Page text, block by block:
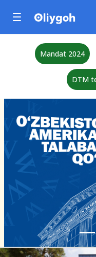
Mandat 2024
DTM